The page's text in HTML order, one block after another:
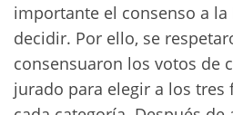
importante el consenso a
decidir. Por ello, se
consensuaron los votos de
jurado para elegir a los